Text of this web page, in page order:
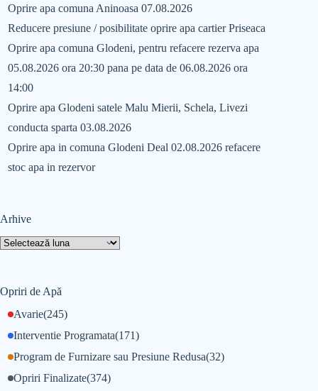
Oprire apa comuna Aninoasa 07.08.2026
Reducere presiune / posibilitate oprire apa cartier Priseaca
Oprire apa comuna Glodeni, pentru refacere rezerva apa
05.08.2026 ora 20:30 pana pe data de 06.08.2026 ora
14:00
Oprire apa Glodeni satele Malu Mierii, Schela, Livezi
conducta sparta 03.08.2026
Oprire apa in comuna Glodeni Deal 02.08.2026 refacere
stoc apa in rezervor
Arhive
Opriri de Apă
Avarie(245)
Interventie Programata(171)
Opriri Finalizate(374)
Program de Furnizare sau Presiune Redusa(32)